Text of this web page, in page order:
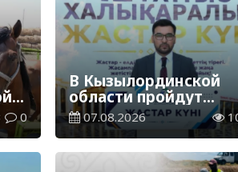
в0
В Кызылординской
области пройдут
мероприятия,
посвященные
Международному
молодежи
07.08.2026